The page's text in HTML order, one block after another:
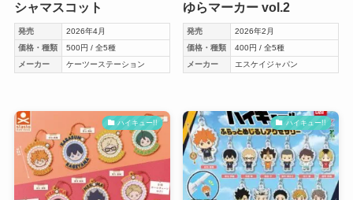
シャマスコット
発売
2026年4月
価格・種類
500円 / 全5種
メーカー
ケーツーステーション
ゆらマーカー vol.2
発売
2026年2月
価格・種類
400円 / 全5種
メーカー
エスケイジャパン
ハイキュー!! ハイキュー!!